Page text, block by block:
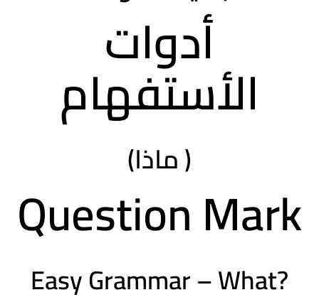
أدوات
الأستفهام
(ماذا )
Question Mark
Easy Grammar – What?